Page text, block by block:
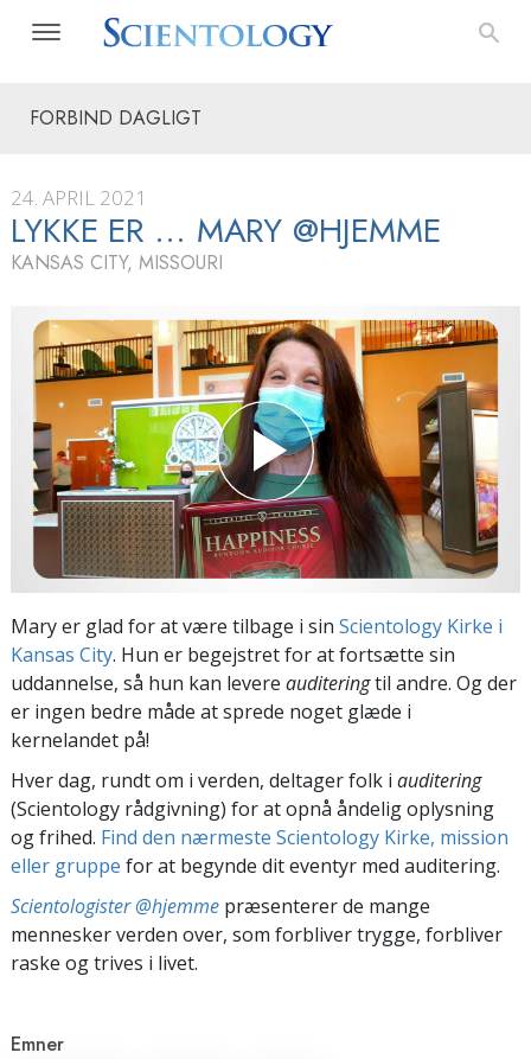
FORBIND DAGLIGT
24. APRIL 2021
LYKKE ER ... MARY @HJEMME
KANSAS CITY, MISSOURI
Mary er glad for at være tilbage i sin Scientology Kirke i
Kansas City. Hun er begejstret for at fortsætte sin
uddannelse, så hun kan levere auditeringtil andre. Og der
er ingen bedre måde at sprede noget glæde i
kernelandet på!
Hver dag, rundt om i verden, deltager folk i auditering
(Scientology rådgivning) for at opnå åndelig oplysning
og frihed. Find den nærmeste Scientology Kirke, mission
eller gruppe for at begynde dit eventyr med auditering.
Scientologister @hjemme præsenterer de mange
mennesker verden over, som forbliver trygge, forbliver
raske og trives i livet.
Emner